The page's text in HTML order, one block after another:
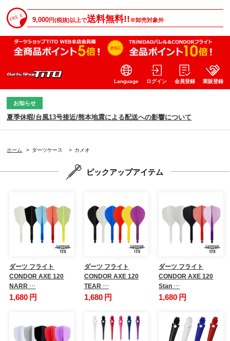
9,000円(税抜)以上で送料無料!!※卸売対象外
Language ログイン 会員登録 業販登録
お知らせ
夏季休暇/台風13号接近/熊本地震による配送への影響について
ホーム > ダーツケース > カメオ
ピックアップアイテム
ダーツ フライト
CONDOR AXE 120
NARR …
1,680 円
ダーツ フライト
CONDOR AXE 120
TEAR …
1,680 円
ダーツ フライト
CONDOR AXE 120
Stan …
1,680 円